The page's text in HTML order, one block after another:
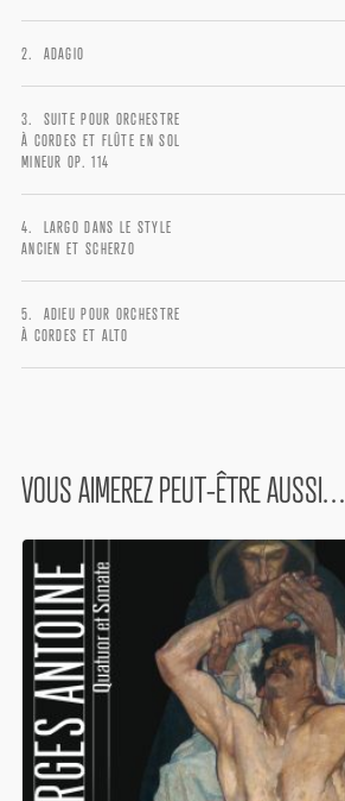
Remember me
I need to register|Lost your password?
ADAGIO
SUITE POUR ORCHESTRE
À CORDES ET FLÛTE EN SOL
MINEUR OP. 114
LARGO DANS LE STYLE
ANCIEN ET SCHERZO
ADIEU POUR ORCHESTRE
À CORDES ET ALTO
VOUS AIMEREZ PEUT-ÊTRE AUSSI…